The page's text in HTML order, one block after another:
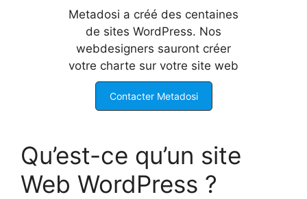
Metadosi a créé des centaines
de sites WordPress. Nos
webdesigners sauront créer
votre charte sur votre site web
Contacter Metadosi
Qu’est-ce qu’un site
Web WordPress ?